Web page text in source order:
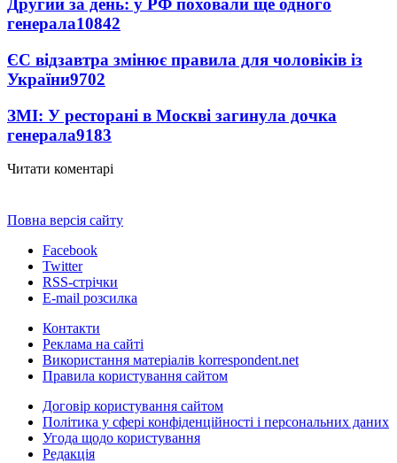
Другий за день: у РФ поховали ще одного
генерала10842
ЄС відзавтра змінює правила для чоловіків із
України9702
ЗМІ: У ресторані в Москві загинула дочка
генерала9183
Читати коментарі
Повна версія сайту
Facebook
Twitter
RSS-стрічки
E-mail розсилка
Контакти
Реклама на сайті
Використання матеріалів korrespondent.net
Правила користування сайтом
Договір користування сайтом
Політика у сфері конфіденційності і персональних даних
Угода щодо користування
Редакція